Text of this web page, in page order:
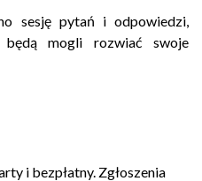
sesję pytań i odpowiedzi,
mogli rozwiać swoje
i bezpłatny. Zgłoszenia